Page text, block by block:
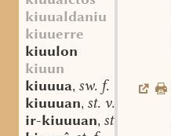
kiuualdaniu
kiuuerre
kiuulon
kiuun
kiuuua, sw. f.
kiuuuan, st. v.
ir-kiuuuan, st. v.